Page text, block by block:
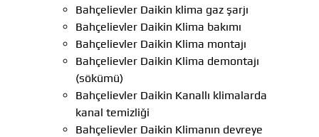
Bahçelievler Daikin klima gaz şarjı
Bahçelievler Daikin Klima bakımı
Bahçelievler Daikin Klima montajı
Bahçelievler Daikin Klima demontajı
(sökümü)
Bahçelievler Daikin Kanallı klimalarda
kanal temizliği
Bahçelievler Daikin Klimanın devreye